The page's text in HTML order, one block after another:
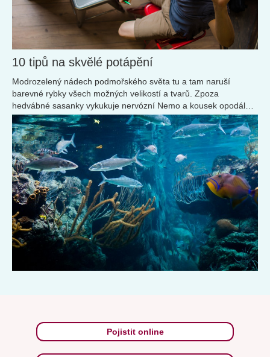
10 tipů na skvělé potápění
Modrozelený nádech podmořského světa tu a tam naruší
barevné rybky všech možných velikostí a tvarů. Zpoza
hedvábné sasanky vykukuje nervózní Nemo a kousek opodál
potkáváme nehybně ležící svítivě modrou hvězdici...
Pojistit online